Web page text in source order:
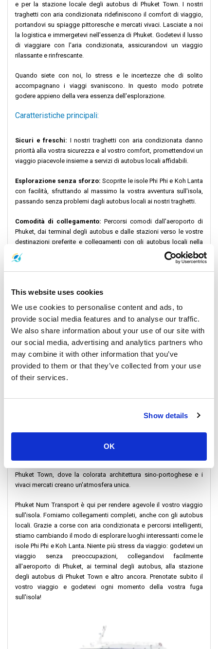
This website uses cookies
We use cookies to personalise content and ads, to
provide social media features and to analyse our traffic.
We also share information about your use of our site with
our social media, advertising and analytics partners who
may combine it with other information that you’ve
provided to them or that they’ve collected from your use
of their services.
Show details
OK
e per la stazione locale degli autobus di Phuket Town. I nostri
traghetti con aria condizionata ridefiniscono il comfort di viaggio,
portandovi su spiagge pittoresche e mercati vivaci. Lasciate a noi
la logistica e immergetevi nell'essenza di Phuket. Godetevi il lusso
di viaggiare con l'aria condizionata, assicurandovi un viaggio
rilassante e rinfrescante.
Quando siete con noi, lo stress e le incertezze che di solito
accompagnano i viaggi svaniscono. In questo modo potrete
godere appieno della vera essenza dell'esplorazione.
Caratteristiche principali:
Sicuri e freschi: I nostri traghetti con aria condizionata danno
priorità alla vostra sicurezza e al vostro comfort, promettendovi un
viaggio piacevole insieme a servizi di autobus locali affidabili.
Esplorazione senza sforzo:Scoprite le isole Phi Phi e Koh Lanta
con facilità, sfruttando al massimo la vostra avventura sull'isola,
passando senza problemi dagli autobus locali ai nostri traghetti.
Comodità di collegamento: Percorsi comodi dall'aeroporto di
Phuket, dai terminal degli autobus e dalle stazioni verso le vostre
destinazioni preferite e collegamenti con gli autobus locali nella
città di Phuket.
Trasferimenti senza interruzioni:Godetevi i collegamenti
locali e i trasporti pubblici, rendendo il vostro viaggio privo di
stress in tutta l'isola.
A colpo d'occhio: Alcune delle destinazioni che offriamo
Isole Phi Phi:Immergetevi nella bellezza delle Phi Phi Islands, un
paradiso di acque cristalline e paesaggi mozzafiato, facilmente
raggiungibile dalla stazione degli autobus di Phuket Town.
grazie ai nostri servizi e alle opzioni di autobus locali.
Patong Beach:Scoprite la vibrante energia di Patong Beach, nota
per la sua vivace vita notturna e il litorale incontaminato.
Phuket Town, dove la colorata architettura sino-portoghese e i
vivaci mercati creano un'atmosfera unica.
Phuket Num Transport è qui per rendere agevole il vostro viaggio
sull'isola. Forniamo collegamenti completi, anche con gli autobus
locali. Grazie a corse con aria condizionata e percorsi intelligenti,
stiamo cambiando il modo di esplorare luoghi interessanti come le
isole Phi Phi e Koh Lanta. Niente più stress da viaggio: godetevi un
viaggio senza preoccupazioni, collegandovi facilmente
all'aeroporto di Phuket, ai terminal degli autobus, alla stazione
degli autobus di Phuket Town e altro ancora. Prenotate subito il
vostro viaggio e godetevi ogni momento della vostra fuga
sull'isola!